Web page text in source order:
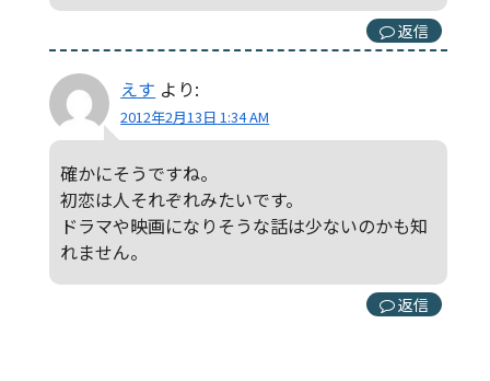
返信
えす より:
2012年2月13日 1:34 AM
確かにそうですね。
初恋は人それぞれみたいです。
ドラマや映画になりそうな話は少ないのかも知
れません。
返信